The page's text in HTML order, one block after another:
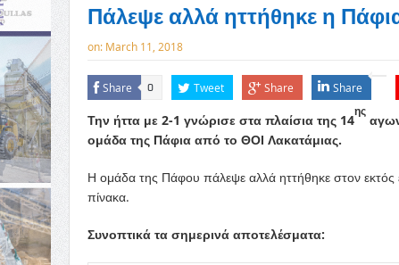
Πάλεψε αλλά ηττήθηκε η
on: March 11, 2018
Share 0 Tweet Share Share
Την ήττα με 2-1 γνώρισε στα πλαίσια της 14
ης
ομάδα της Πάφια από το ΘΟΙ Λακατάμιας.
Η ομάδα της Πάφου πάλεψε αλλά ηττήθηκε στον
πίνακα.
Συνοπτικά τα σημερινά αποτελέσματα: